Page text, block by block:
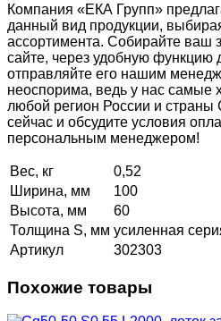
Компания «ЕКА Групп»
данный вид продукции,
ассортимента. Собирайте ваш
сайте, через удобную функцию
отправляйте его нашим
неоспорима, ведь у нас самые
любой регион России и
сейчас и обсудите условия
персональным менеджером!
Вес, кг
0,52
Ширина, мм
100
Высота, мм
60
Толщина S, мм усиленная
Артикул
302303
Похожие товары